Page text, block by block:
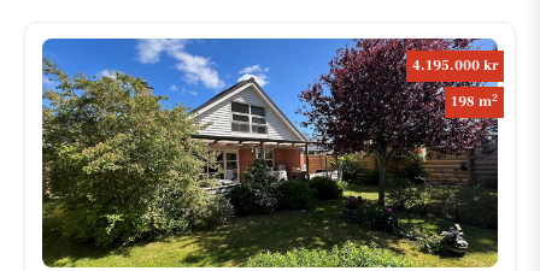
4.195.000 kr
198 m2